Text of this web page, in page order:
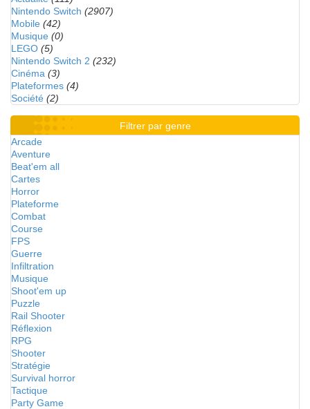
Nintendo Switch (2907)
Mobile (42)
Musique (0)
LEGO (5)
Nintendo Switch 2 (232)
Cinéma (3)
Plateformes (4)
Société (2)
Filtrer par genre
Arcade
Aventure
Beat'em all
Cartes
Horror
Plateforme
Combat
Course
FPS
Guerre
Infiltration
Musique
Shoot'em up
Puzzle
Rail Shooter
Réflexion
RPG
Shooter
Stratégie
Survival horror
Tactique
Party Game